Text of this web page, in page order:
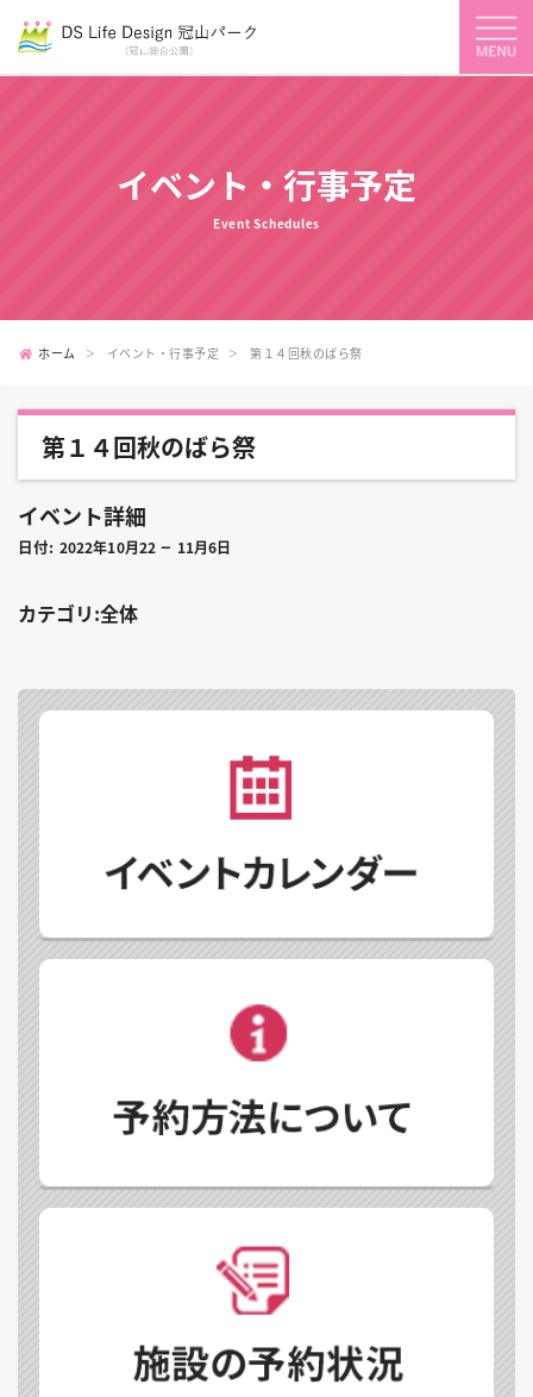
イベント・行事予定
Event Schedules
ホーム イベント・行事予定 第１４回秋のばら祭
第１４回秋のばら祭
イベント詳細
日付: 2022年10月22 – 11月6日
カテゴリ:全体